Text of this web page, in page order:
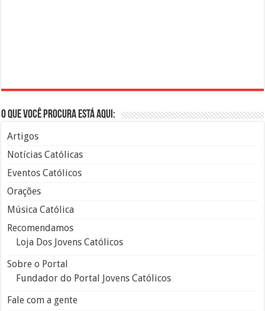
O que você procura está aqui:
Artigos
Notícias Católicas
Eventos Católicos
Orações
Música Católica
Recomendamos
Loja Dos Jovens Católicos
Sobre o Portal
Fundador do Portal Jovens Católicos
Fale com a gente